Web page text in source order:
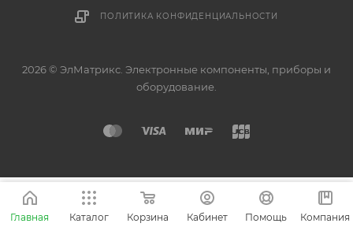
ПОЛИТИКА КОНФИДЕНЦИАЛЬНОСТИ
2026 © ЭлМатрикс. Электронные компоненты, приборы и
оборудование.
Главная Каталог Корзина Кабинет Помощь Компания